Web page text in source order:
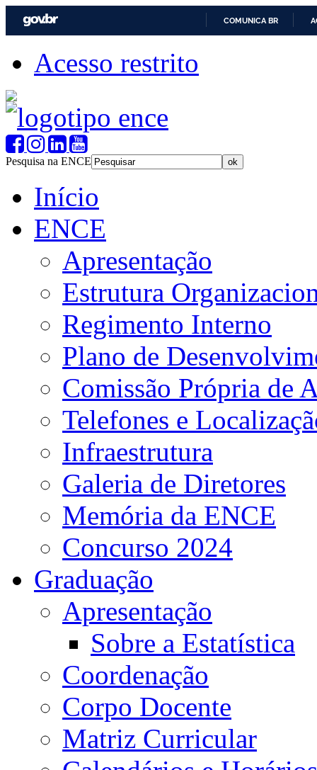
COMUNICA BR
Acesso restrito
Pesquisa na ENCE
Início
ENCE
Apresentação
Estrutura
Regimento Interno
Plano de
Comissão Própria de
Telefones e
Infraestrutura
Galeria de Diretores
Memória da ENCE
Concurso 2024
Graduação
Apresentação
Sobre a Estatística
Coordenação
Corpo Docente
Matriz Curricular